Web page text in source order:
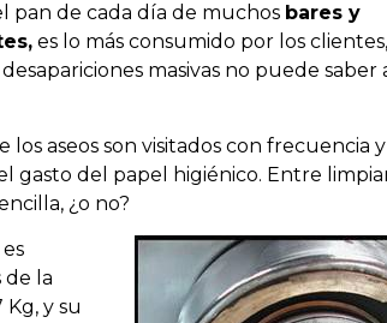
pan de cada día de muchos bares y
es lo más consumido por los
masivas no puede saber
los aseos son visitados con frecuencia
gasto del papel higiénico. Entre
¿o no?
es
de la
y su